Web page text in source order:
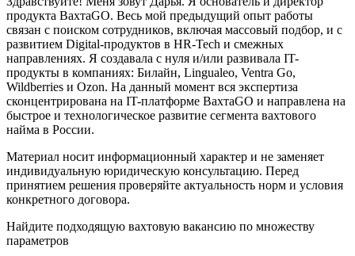
продукта ВахтаGO. Весь мой предыдущий опыт работы
связан с поиском сотрудников, включая массовый подбор, и с
развитием Digital-продуктов в HR-Tech и смежных
направлениях. Я создавала с нуля и/или развивала IT-
продукты в компаниях: Билайн, Lingualeo, Ventra Go,
Wildberries и Ozon. На данный момент вся экспертиза
сконцентрирована на IT-платформе ВахтаGO и направлена на
быстрое и технологическое развитие сегмента вахтового
найма в России.
Материал носит информационный характер и не заменяет
индивидуальную юридическую консультацию. Перед
принятием решения проверяйте актуальность норм и условия
конкретного договора.
Найдите подходящую вахтовую вакансию по множеству
параметров